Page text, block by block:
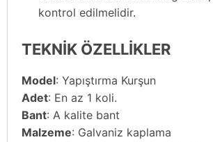
kontrol edilmelidir.
TEKNİK ÖZELLİKLER
Model: Yapıştırma Kurşun
Adet: En az 1 koli.
Bant: A kalite bant
Malzeme: Galvaniz kaplama